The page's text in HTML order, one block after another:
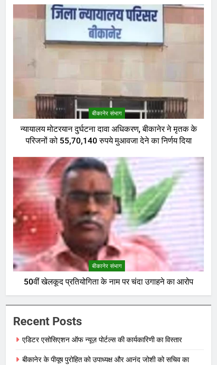
बीकानेर संभाग
न्यायालय मोटरयान दुर्घटना दावा अधिकरण, बीकानेर ने मृतक के
परिजनों को 55,70,140 रुपये मुआवजा देने का निर्णय दिया
बीकानेर संभाग
50वीं खेलकूद प्रतियोगिता के नाम पर चंदा उगाहने का आरोप
Recent Posts
एडिटर एसोसिएशन ऑफ न्यूज़ पोर्टल्स की कार्यकारिणी का विस्तार
बीकानेर के पीयूष पुरोहित को उपाध्यक्ष और आनंद जोशी को सचिव का